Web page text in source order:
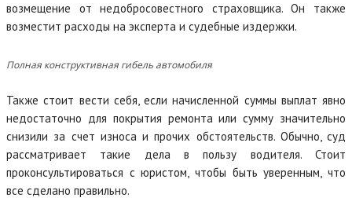
возмещение от недобросовестного страховщика. Он также
возместит расходы на эксперта и судебные издержки.
Полная конструктивная гибель автомобиля
Также стоит вести себя, если начисленной суммы выплат явно
недостаточно для покрытия ремонта или сумму значительно
снизили за счет износа и прочих обстоятельств. Обычно, суд
рассматривает такие дела в пользу водителя. Стоит
проконсультироваться с юристом, чтобы быть уверенным, что
все сделано правильно.